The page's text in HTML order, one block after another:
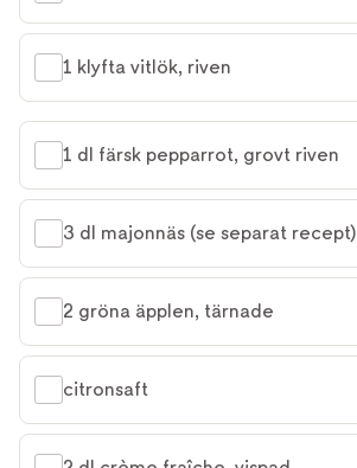
1 klyfta vitlök, riven
1 dl färsk pepparrot, grovt riven
3 dl majonnäs (se separat recept)
2 gröna äpplen, tärnade
citronsaft